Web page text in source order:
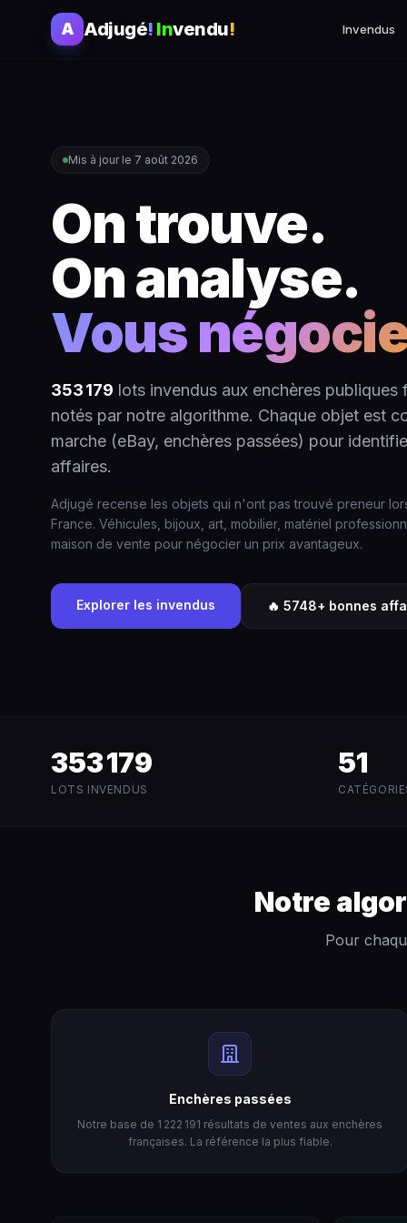
A Adjugé! Invendu! Invendus
Mis à jour le 7 août 2026
On trouve.
On analyse.
Vous
353 179 lots invendus aux enchères publiques
notés par notre algorithme. Chaque objet est
marche (eBay, enchères passées) pour
affaires.
Adjugé recense les objets qui n'ont pas trouvé preneur
France. Véhicules, bijoux, art, mobilier, matériel
maison de vente pour négocier un prix avantageux.
Explorer les invendus 🔥 5748+ bonnes
353 179
LOTS INVENDUS
51
Notre
Pour
Enchères passées
Notre base de 1 222 191 résultats de ventes aux enchères
françaises. La référence la plus fiable.